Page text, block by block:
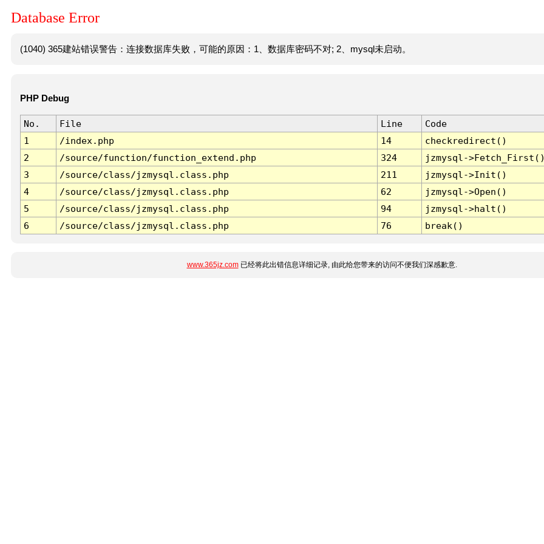
Database Error
(1040) 365建站错误警告：连接数据库失败，可能的原因：1、数据库密码不对; 2、mysql未启动。
PHP Debug
No. File Line
Code
1
/index.php 14
checkredirect()
2
/source/function/function_extend.php 324
jzmysql-
3
/source/class/jzmysql.class.php 211
jzmysql->Init()
4
/source/class/jzmysql.class.php 62
jzmysql->Open()
5
/source/class/jzmysql.class.php 94
jzmysql->halt()
6
/source/class/jzmysql.class.php 76 break()
www.365jz.com已经将此出错信息详细记录, 由此给您带来的访问不便我们深感歉意.